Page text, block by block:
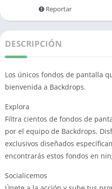
Reportar
DESCRIPCIÓN
Los únicos fondos de pantalla
bienvenida a Backdrops.
Explora
Filtra cientos de fondos de
por el equipo de Backdrops.
exclusivos diseñados
encontrarás estos fondos en
Socialicemos